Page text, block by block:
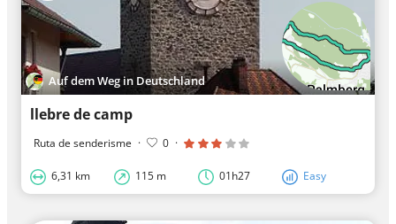
Auf dem Weg in Deutschland
llebre de camp
Ruta de senderisme · 0 ·
6,31 km 115 m 01h27 Easy